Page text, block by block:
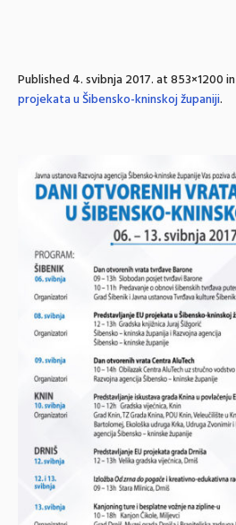
Published4. svibnja 2017.at 853×1200 in
projekata u Šibensko-kninskoj županiji.